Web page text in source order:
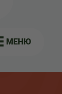
МЕНЮ